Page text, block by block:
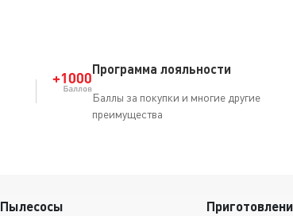
Программа лояльности
Баллы за покупки и многие другие
преимущества
Пылесосы